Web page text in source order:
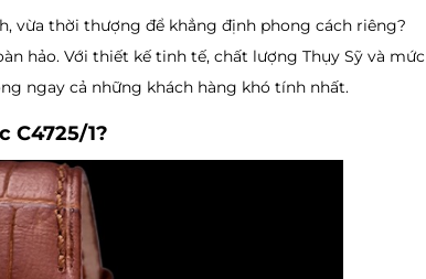
vừa thời thượng để khẳng định phong cách riêng?
hảo. Với thiết kế tinh tế, chất lượng Thụy Sỹ và mức
ngay cả những khách hàng khó tính nhất.
C4725/1?